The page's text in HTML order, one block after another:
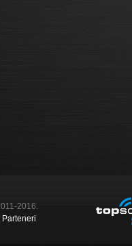
2016.
Parteneri